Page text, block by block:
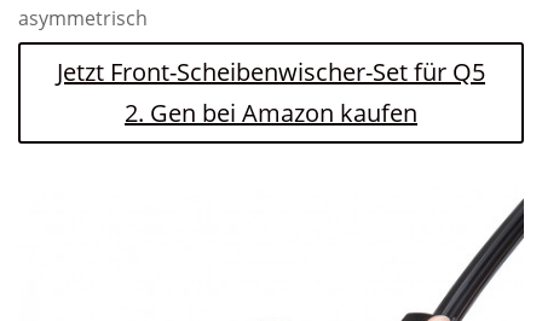
asymmetrisch
Jetzt Front-Scheibenwischer-Set für Q5
2. Gen bei Amazon kaufen